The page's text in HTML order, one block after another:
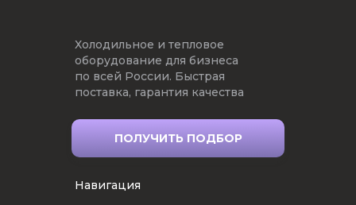
Холодильное и тепловое
оборудование для бизнеса
по всей России. Быстрая
поставка, гарантия качества
ПОЛУЧИТЬ ПОДБОР
Навигация